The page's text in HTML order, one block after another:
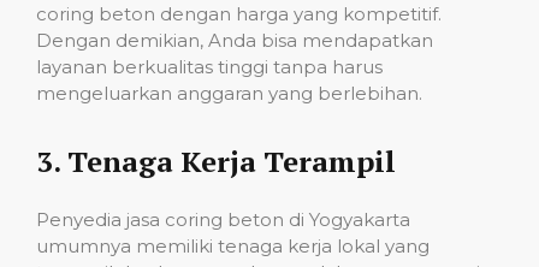
coring beton dengan harga yang kompetitif.
Dengan demikian, Anda bisa mendapatkan
layanan berkualitas tinggi tanpa harus
mengeluarkan anggaran yang berlebihan.
3. Tenaga Kerja Terampil
Penyedia jasa coring beton di Yogyakarta
umumnya memiliki tenaga kerja lokal yang